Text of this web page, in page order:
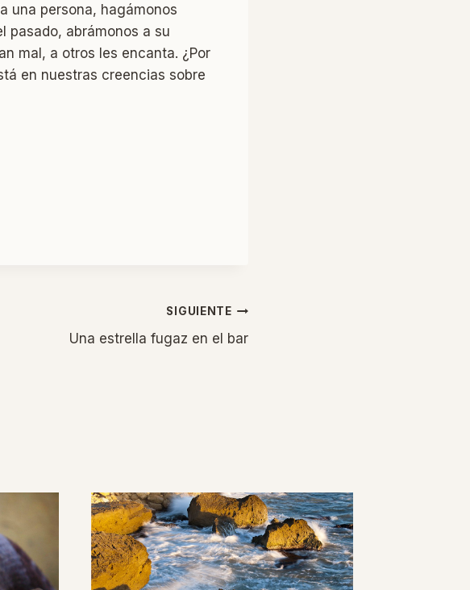
una persona, hagámonos
pasado, abrámonos a su
mal, a otros les encanta. ¿Por
en nuestras creencias sobre
SIGUIENTE
Una estrella fugaz en el bar